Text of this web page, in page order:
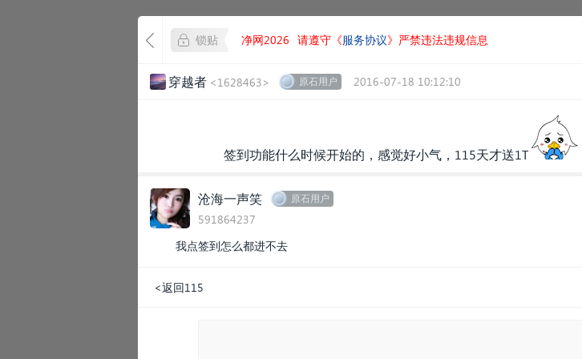
锁贴 净网2026 请遵守《服务协议》严禁违法违规信息
穿越者 <1628463> 原石用户 2016-07-18 10:12:10
签到功能什么时候开始的，感觉好小气，115天才送1T
沧海一声笑 原石用户
591864237
我点签到怎么都进不去
<返回115